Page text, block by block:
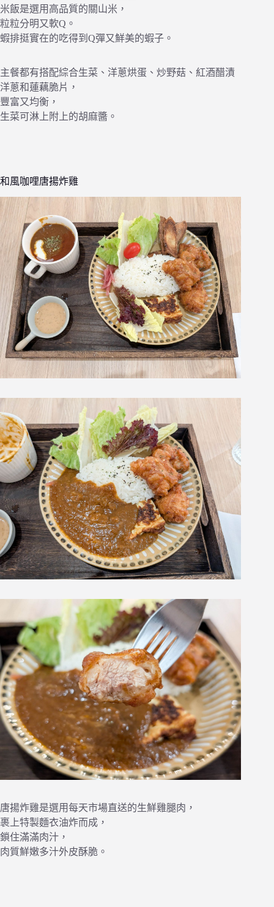
米飯是選用高品質的關山米，
粒粒分明又軟Q。
蝦排挺實在的吃得到Q彈又鮮美的蝦子。
主餐都有搭配綜合生菜、洋蔥烘蛋、炒野菇、紅酒醋漬
洋蔥和蓮藕脆片，
豐富又均衡，
生菜可淋上附上的胡麻醬。
和風咖哩唐揚炸雞
唐揚炸雞是選用每天市場直送的生鮮雞腿肉，
裹上特製麵衣油炸而成，
鎖住滿滿肉汁，
肉質鮮嫩多汁外皮酥脆。